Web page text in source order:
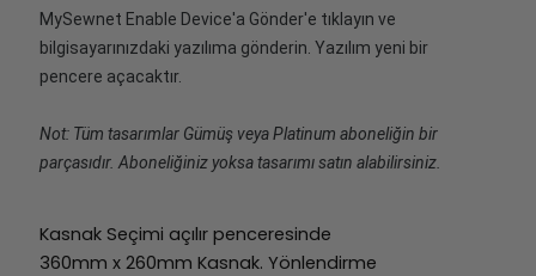
MySewnet Enable Device'a Gönder'e tıklayın ve
bilgisayarınızdaki yazılıma gönderin. Yazılım yeni bir
pencere açacaktır.
Not: Tüm tasarımlar Gümüş veya Platinum aboneliğin bir
parçasıdır. Aboneliğiniz yoksa tasarımı satın alabilirsiniz.
Kasnak Seçimi açılır penceresinde
360mm x 260mm Kasnak. Yönlendirme